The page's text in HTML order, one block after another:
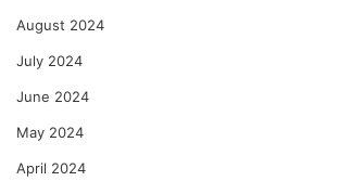
August 2024
July 2024
June 2024
May 2024
April 2024